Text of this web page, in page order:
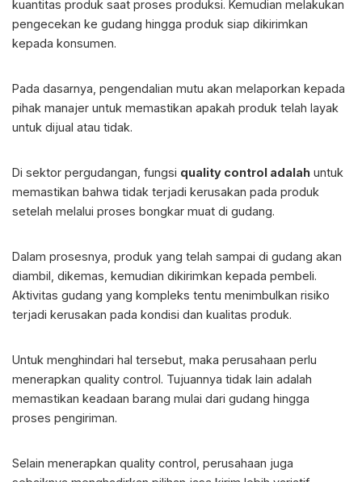
kuantitas produk saat proses produksi. Kemudian melakukan
pengecekan ke gudang hingga produk siap dikirimkan
kepada konsumen.
Pada dasarnya, pengendalian mutu akan melaporkan kepada
pihak manajer untuk memastikan apakah produk telah layak
untuk dijual atau tidak.
Di sektor pergudangan, fungsi quality control adalah untuk
memastikan bahwa tidak terjadi kerusakan pada produk
setelah melalui proses bongkar muat di gudang.
Dalam prosesnya, produk yang telah sampai di gudang akan
diambil, dikemas, kemudian dikirimkan kepada pembeli.
Aktivitas gudang yang kompleks tentu menimbulkan risiko
terjadi kerusakan pada kondisi dan kualitas produk.
Untuk menghindari hal tersebut, maka perusahaan perlu
menerapkan quality control. Tujuannya tidak lain adalah
memastikan keadaan barang mulai dari gudang hingga
proses pengiriman.
Selain menerapkan quality control, perusahaan juga